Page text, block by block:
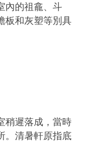
內的祖龕、斗
板和灰塑等別具
稍遲落成，當時
。清暑軒原指底